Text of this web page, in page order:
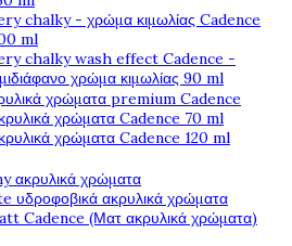
chalky - χρώμα κιμωλίας Cadence
ml
chalky wash effect Cadence -
χρώμα κιμωλίας 90 ml
χρώματα premium Cadence
χρώματα Cadence 70 ml
χρώματα Cadence 120 ml
ακρυλικά χρώματα
υδροφοβικά ακρυλικά χρώματα
Cadence (Ματ ακρυλικά χρώματα)